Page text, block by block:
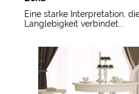
Eine starke Interpretation,
Langlebigkeit verbindet...